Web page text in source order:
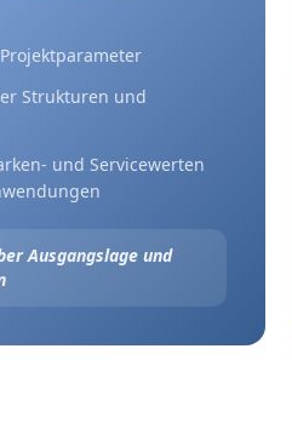
Strukturen und
und Servicewerten
Ausgangslage und